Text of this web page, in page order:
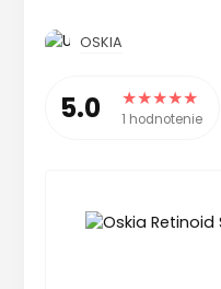
OSKIA
5.0 1 hodnotenie